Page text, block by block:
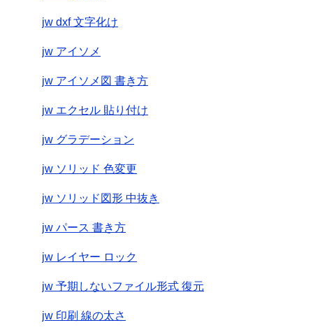
jw dxf 文字化け
jw アイソメ
jw アイソメ図 書き方
jw エクセル 貼り付け
jw グラデーション
jw ソリッド 色変更
jw ソリッド図形 中抜き
jw パース 書き方
jw レイヤー ロック
jw 予期しないファイル形式 復元
jw 印刷 線の太さ